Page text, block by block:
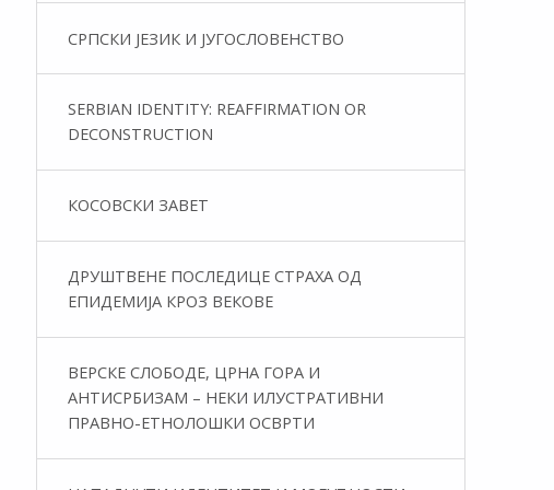
СРПСКИ ЈЕЗИК И ЈУГОСЛОВЕНСТВО
SERBIAN IDENTITY: REAFFIRMATION OR
DECONSTRUCTION
КОСОВСКИ ЗАВЕТ
ДРУШТВЕНЕ ПОСЛЕДИЦЕ СТРАХА ОД
ЕПИДЕМИЈА КРОЗ ВЕКОВЕ
ВЕРСКЕ СЛОБОДЕ, ЦРНА ГОРА И
АНТИСРБИЗАМ – НЕКИ ИЛУСТРАТИВНИ
ПРАВНО-ЕТНОЛОШКИ ОСВРТИ